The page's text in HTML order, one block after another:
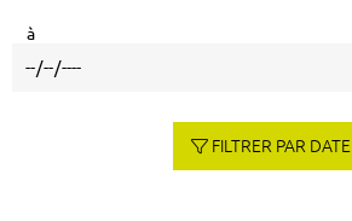
à
FILTRER PAR DATE